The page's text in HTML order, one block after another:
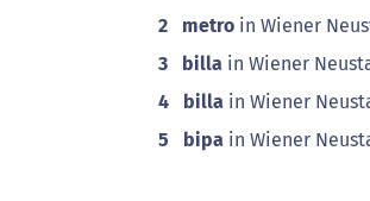
2 metro in Wiener
3 billa in Wiener
4 billa in Wiener
5 bipa in Wiener